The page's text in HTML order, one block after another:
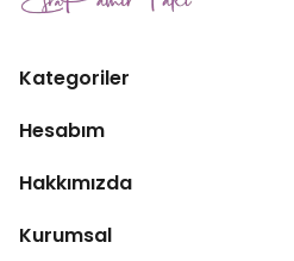
Kategoriler
Hesabım
Hakkımızda
Kurumsal